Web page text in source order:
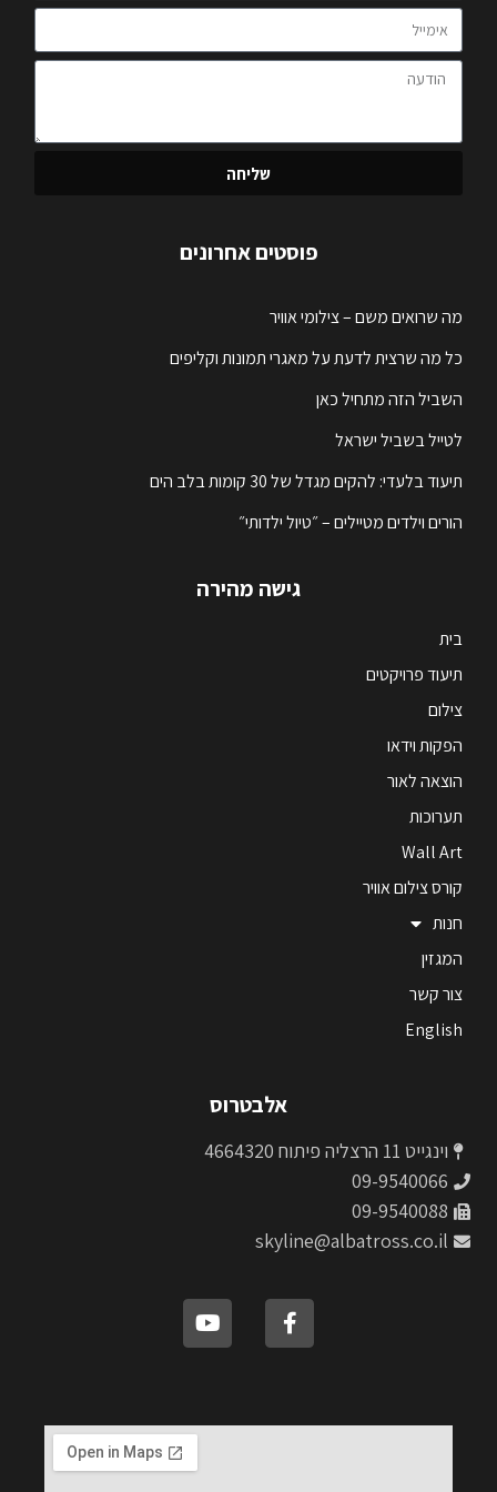
שליחה
פוסטים אחרונים
מה שרואים משם – צילומי אוויר
כל מה שרצית לדעת על מאגרי תמונות וקליפים
השביל הזה מתחיל כאן
לטייל בשביל ישראל
תיעוד בלעדי: להקים מגדל של 30 קומות בלב הים
הורים וילדים מטיילים – ״טיול ילדותי״
גישה מהירה
בית
תיעוד פרויקטים
צילום
הפקות וידאו
הוצאה לאור
תערוכות
Wall Art
קורס צילום אוויר
חנות
המגזין
צור קשר
English
אלבטרוס
וינגייט 11 הרצליה פיתוח 4664320
09-9540066
09-9540088
skyline@albatross.co.il